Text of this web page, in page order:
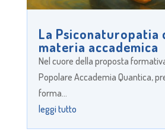
La Psiconaturopatia
materia accademica
Nel cuore della proposta
Popolare Accademia Quantica,
forma...
leggi tutto